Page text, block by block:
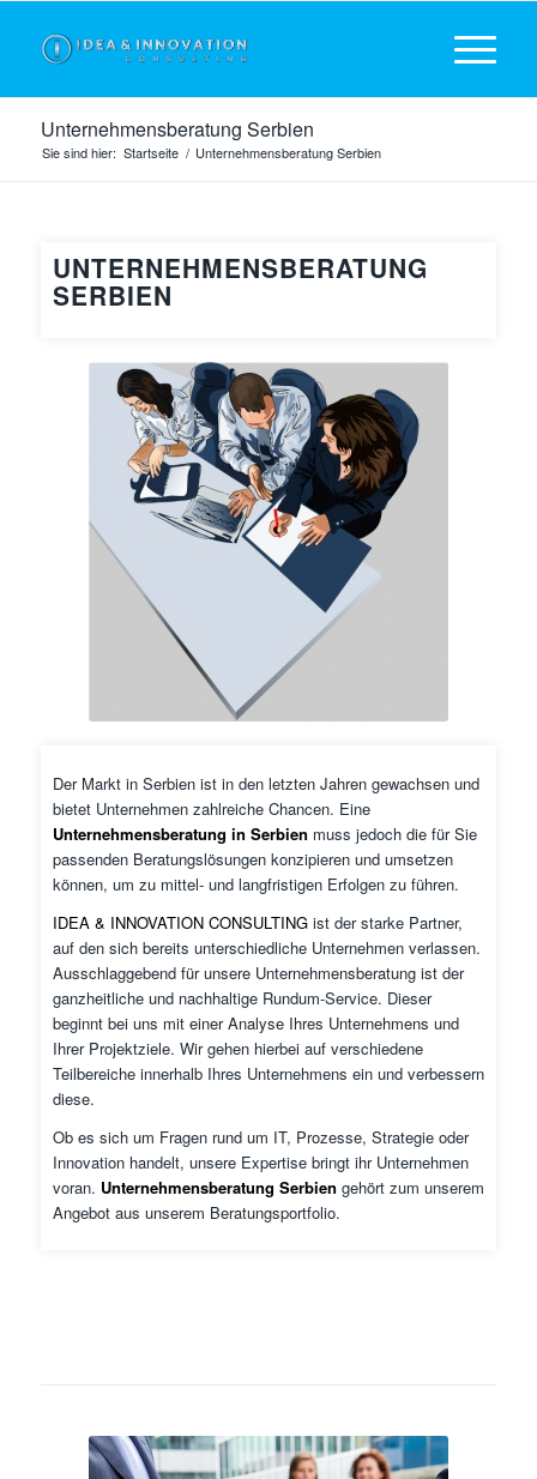
Unternehmensberatung Serbien
Sie sind hier: Startseite / Unternehmensberatung Serbien
UNTERNEHMENSBERATUNG
SERBIEN
Der Markt in Serbien ist in den letzten Jahren gewachsen und
bietet Unternehmen zahlreiche Chancen. Eine
Unternehmensberatung in Serbien muss jedoch die für Sie
passenden Beratungslösungen konzipieren und umsetzen
können, um zu mittel- und langfristigen Erfolgen zu führen.
IDEA & INNOVATION CONSULTINGist der starke Partner,
auf den sich bereits unterschiedliche Unternehmen verlassen.
Ausschlaggebend für unsere Unternehmensberatung ist der
ganzheitliche und nachhaltige Rundum-Service. Dieser
beginnt bei uns mit einer Analyse Ihres Unternehmens und
Ihrer Projektziele. Wir gehen hierbei auf verschiedene
Teilbereiche innerhalb Ihres Unternehmens ein und verbessern
diese.
Ob es sich um Fragen rund um IT, Prozesse, Strategie oder
Innovation handelt, unsere Expertise bringt ihr Unternehmen
voran. Unternehmensberatung Serbien gehört zum unserem
Angebot aus unserem Beratungsportfolio.